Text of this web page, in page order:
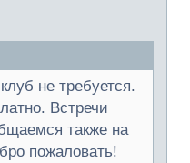
не требуется.
Встречи
также на
пожаловать!